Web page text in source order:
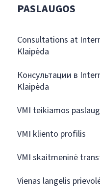
PASLAUGOS
Consultations at
Klaipėda
Консультации в
Klaipėda
VMI teikiamos
VMI kliento profilis
VMI skaitmeninė
Vienas langelis